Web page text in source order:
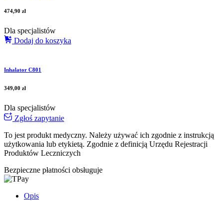
474,90 zł
Dla specjalistów
Dodaj do koszyka
Inhalator C801
349,00 zł
Dla specjalistów
Zgłoś zapytanie
To jest produkt medyczny. Należy używać ich zgodnie z instrukcją
użytkowania lub etykietą. Zgodnie z definicją Urzędu Rejestracji
Produktów Leczniczych
Bezpieczne płatności obsługuje
Opis